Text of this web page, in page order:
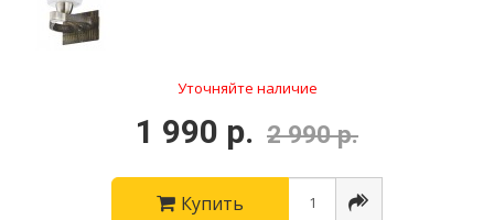
Уточняйте наличие
1 990 р. 2 990 р.
Купить